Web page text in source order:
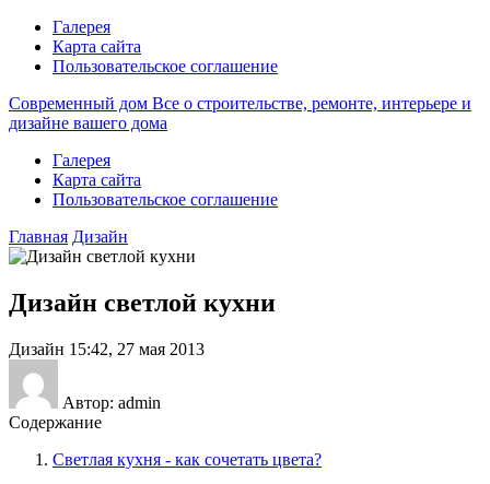
Галерея
Карта сайта
Пользовательское соглашение
Современный дом Все о строительстве, ремонте, интерьере и
дизайне вашего дома
Галерея
Карта сайта
Пользовательское соглашение
Главная Дизайн
Дизайн светлой кухни
Дизайн 15:42, 27 мая 2013
Автор: admin
Содержание
Светлая кухня - как сочетать цвета?